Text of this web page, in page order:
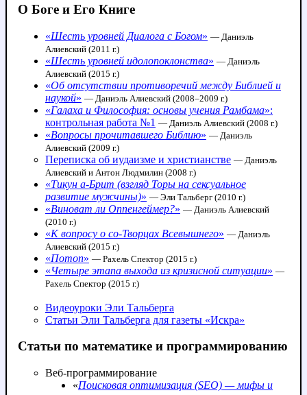
О Боге и Его Книге
«Шесть уровней Диалога с Богом» — Даниэль
Алиевский (2011 г.)
«Шесть уровней идолопоклонства» — Даниэль
Алиевский (2015 г.)
«Об отсутствии противоречий между Библией и
наукой» — Даниэль Алиевский (2008–2009 г.)
«Галаха и Философия: основы учения Рамбама»:
контрольная работа №1 — Даниэль Алиевский (2008 г.)
«Вопросы прочитавшего Библию» — Даниэль
Алиевский (2009 г.)
Переписка об иудаизме и христианстве — Даниэль
Алиевский и Антон Людмилин (2008 г.)
«Тикун а-Брит (взгляд Торы на сексуальное
развитие мужчины)» — Эли Тальберг (2010 г.)
«Виноват ли Оппенгеймер?» — Даниэль Алиевский
(2010 г.)
«К вопросу о со-Творцах Всевышнего» — Даниэль
Алиевский (2015 г.)
«Потоп» — Рахель Спектор (2015 г.)
«Четыре этапа выхода из кризисной ситуации» —
Рахель Спектор (2015 г.)
Видеоуроки Эли Тальберга
Статьи Эли Тальберга для газеты «Искра»
Статьи по математике и программированию
Веб-программирование
«Поисковая оптимизация (SEO) — мифы и